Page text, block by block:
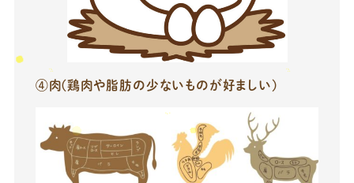
④肉(鶏肉や脂肪の少ないものが好ましい)